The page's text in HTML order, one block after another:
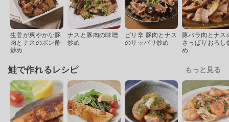
生姜が爽やかな豚
肉とナスのポン酢
炒め
ナスと豚肉の味噌
炒め
ピリ辛 豚肉とナス
のサッパリ炒め
豚バラ肉とナス
さっぱりおろし
め
鮭で作れるレシピ もっと見る